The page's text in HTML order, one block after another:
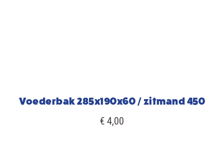
Voederbak 285x190x60 / zitmand 450
€ 4,00